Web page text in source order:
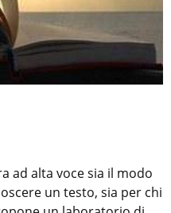
ad alta voce sia il modo
un testo, sia per chi